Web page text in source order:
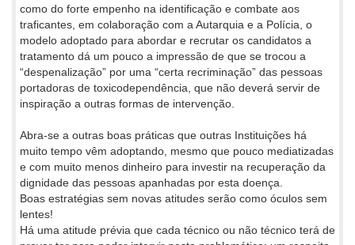
como do forte empenho na identificação e combate aos
traficantes, em colaboração com a Autarquia e a Polícia, o
modelo adoptado para abordar e recrutar os candidatos a
tratamento dá um pouco a impressão de que se trocou a
“despenalização” por uma “certa recriminação” das pessoas
portadoras de toxicodependência, que não deverá servir de
inspiração a outras formas de intervenção.
Abra-se a outras boas práticas que outras Instituições há
muito tempo vêm adoptando, mesmo que pouco mediatizadas
e com muito menos dinheiro para investir na recuperação da
dignidade das pessoas apanhadas por esta doença.
Boas estratégias sem novas atitudes serão como óculos sem
lentes!
Há uma atitude prévia que cada técnico ou não técnico terá de